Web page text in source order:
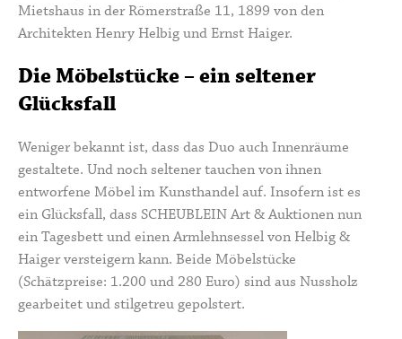
Mietshaus in der Römerstraße 11, 1899 von den
Architekten Henry Helbig und Ernst Haiger.
Die Möbelstücke – ein seltener
Glücksfall
Weniger bekannt ist, dass das Duo auch Innenräume
gestaltete. Und noch seltener tauchen von ihnen
entworfene Möbel im Kunsthandel auf. Insofern ist es
ein Glücksfall, dass SCHEUBLEIN Art & Auktionen nun
ein Tagesbett und einen Armlehnsessel von Helbig &
Haiger versteigern kann. Beide Möbelstücke
(Schätzpreise: 1.200 und 280 Euro) sind aus Nussholz
gearbeitet und stilgetreu gepolstert.